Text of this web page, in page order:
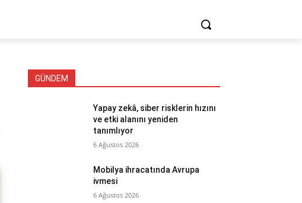
GÜNDEM
Yapay zekâ, siber risklerin hızını
ve etki alanını yeniden
tanımlıyor
6 Ağustos 2026
Mobilya ihracatında Avrupa
ivmesi
6 Ağustos 2026